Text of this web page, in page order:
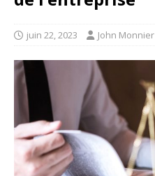
juin 22, 2023 John Monnier